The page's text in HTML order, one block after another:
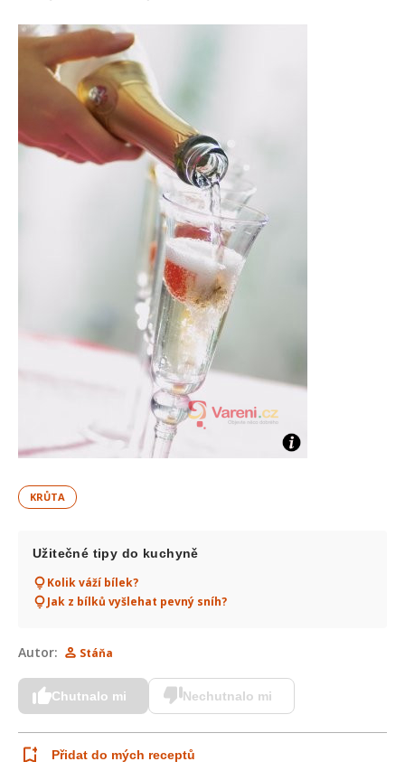
KRŮTA
Užitečné tipy do kuchyně
Kolik váží bílek?
Jak z bílků vyšlehat pevný sníh?
Autor: Stáňa
Chutnalo mi Nechutnalo mi
Přidat do mých receptů